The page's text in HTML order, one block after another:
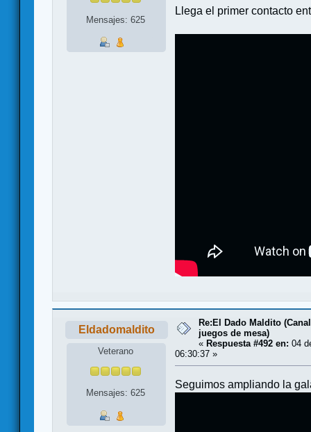
Mensajes: 625
Llega el primer contacto
Eldadomaldito
Veterano
Mensajes: 625
Re:El Dado Maldito
juegos de mesa)
« Respuesta #492 en: 04
06:30:37 »
Seguimos ampliando la